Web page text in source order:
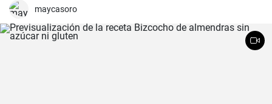
maycasoro